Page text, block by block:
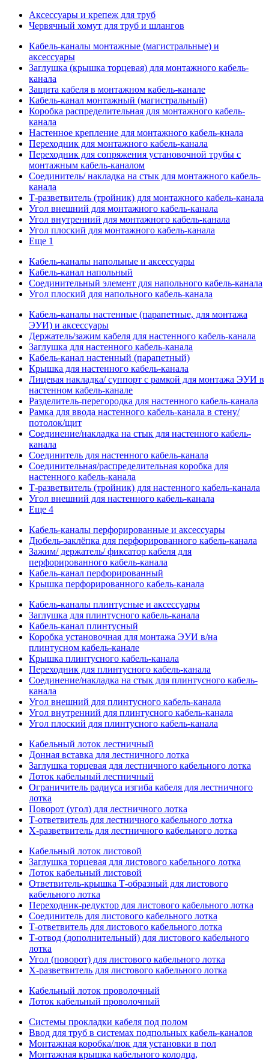
Аксессуары и крепеж для труб
Червячный хомут для труб и шлангов
Кабель-каналы монтажные (магистральные) и
аксессуары
Заглушка (крышка торцевая) для монтажного кабель-
канала
Защита кабеля в монтажном кабель-канале
Кабель-канал монтажный (магистральный)
Коробка распределительная для монтажного кабель-
канала
Настенное крепление для монтажного кабель-кнала
Переходник для монтажного кабель-канала
Переходник для сопряжения установочной трубы с
монтажным кабель-каналом
Соединитель/ накладка на стык для монтажного кабель-
канала
Т-разветвитель (тройник) для монтажного кабель-канала
Угол внешний для монтажного кабель-канала
Угол внутренний для монтажного кабель-канала
Угол плоский для монтажного кабель-канала
Еще 1
Кабель-каналы напольные и аксессуары
Кабель-канал напольный
Соединительный элемент для напольного кабель-канала
Угол плоский для напольного кабель-канала
Кабель-каналы настенные (парапетные, для монтажа
ЭУИ) и аксессуары
Держатель/зажим кабеля для настенного кабель-канала
Заглушка для настенного кабель-канала
Кабель-канал настенный (парапетный)
Крышка для настенного кабель-канала
Лицевая накладка/ суппорт с рамкой для монтажа ЭУИ в
настенном кабель-канале
Разделитель-перегородка для настенного кабель-канала
Рамка для ввода настенного кабель-канала в стену/
потолок/щит
Соединение/накладка на стык для настенного кабель-
канала
Соединитель для настенного кабель-канала
Соединительная/распределительная коробка для
настенного кабель-канала
Т-разветвитель (тройник) для настенного кабель-канала
Угол внешний для настенного кабель-канала
Еще 4
Кабель-каналы перфорированные и аксессуары
Дюбель-заклёпка для перфорированного кабель-канала
Зажим/ держатель/ фиксатор кабеля для
перфорированного кабель-канала
Кабель-канал перфорированный
Крышка перфорированного кабель-канала
Кабель-каналы плинтусные и аксессуары
Заглушка для плинтусного кабель-канала
Кабель-канал плинтусный
Коробка установочная для монтажа ЭУИ в/на
плинтусном кабель-канале
Крышка плинтусного кабель-канала
Переходник для плинтусного кабель-канала
Соединение/накладка на стык для плинтусного кабель-
канала
Угол внешний для плинтусного кабель-канала
Угол внутренний для плинтусного кабель-канала
Угол плоский для плинтусного кабель-канала
Кабельный лоток лестничный
Донная вставка для лестничного лотка
Заглушка торцевая для лестничного кабельного лотка
Лоток кабельный лестничный
Ограничитель радиуса изгиба кабеля для лестничного
лотка
Поворот (угол) для лестничного лотка
Т-ответвитель для лестничного кабельного лотка
Х-разветвитель для лестничного кабельного лотка
Кабельный лоток листовой
Заглушка торцевая для листового кабельного лотка
Лоток кабельный листовой
Ответвитель-крышка Т-образный для листового
кабельного лотка
Переходник-редуктор для листового кабельного лотка
Соединитель для листового кабельного лотка
Т-ответвитель для листового кабельного лотка
Т-отвод (дополнительный) для листового кабельного
лотка
Угол (поворот) для листового кабельного лотка
Х-разветвитель для листового кабельного лотка
Кабельный лоток проволочный
Лоток кабельный проволочный
Системы прокладки кабеля под полом
Ввод для труб в системах подпольных кабель-каналов
Монтажная коробка/люк для установки в пол
Монтажная крышка кабельного колодца,